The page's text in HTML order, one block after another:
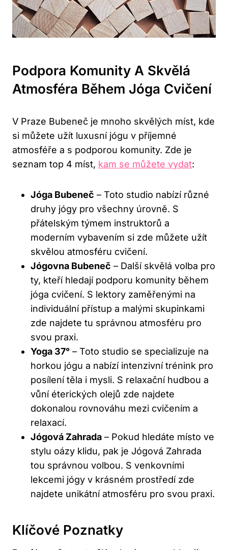
Podpora Komunity A Skvělá
Atmosféra Během Jóga Cvičení
V Praze Bubeneč je mnoho skvělých míst, kde
si můžete užít luxusní jógu v příjemné
atmosféře a s podporou komunity. Zde je
seznam top 4 míst, kam se můžete vydat:
Jóga Bubeneč – Toto studio nabízí různé
druhy jógy pro všechny úrovně. S
přátelským týmem instruktorů a
moderním vybavením si zde můžete užít
skvělou atmosféru cvičení.
Jógovna Bubeneč – Další skvělá volba pro
ty, kteří hledají podporu komunity během
jóga cvičení. S lektory zaměřenými na
individuální přístup a malými skupinkami
zde najdete tu správnou atmosféru pro
svou praxi.
Yoga 37° – Toto studio se specializuje na
horkou jógu a nabízí intenzivní trénink pro
posílení těla i mysli. S relaxační hudbou a
vůní éterických olejů zde najdete
dokonalou rovnováhu mezi cvičením a
relaxací.
Jógová Zahrada – Pokud hledáte místo ve
stylu oázy klidu, pak je Jógová Zahrada
tou správnou volbou. S venkovními
lekcemi jógy v krásném prostředí zde
najdete unikátní atmosféru pro svou praxi.
Klíčové Poznatky